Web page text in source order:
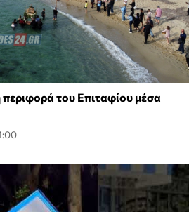
του Επιταφίου μέσα